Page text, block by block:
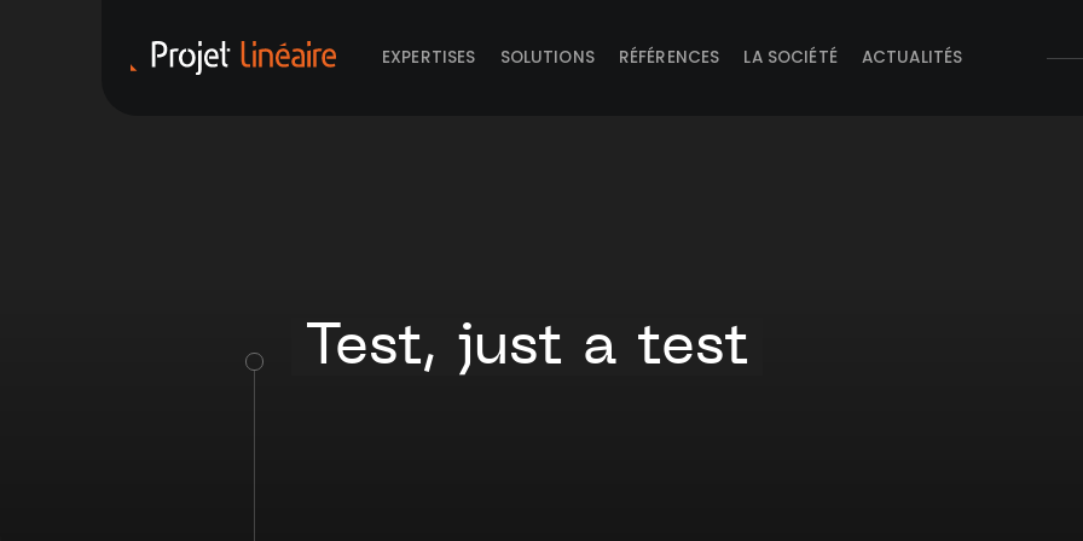
EXPERTISES SOLUTIONS RÉFÉRENCES LA SOCIÉTÉ ACTUALITÉS
Test, just a test